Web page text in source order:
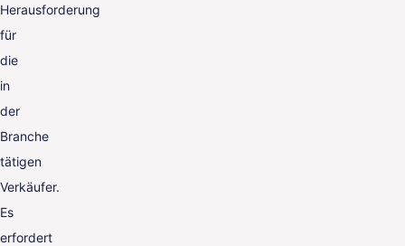
Herausforderung
für
die
in
der
Branche
tätigen
Verkäufer.
Es
erfordert